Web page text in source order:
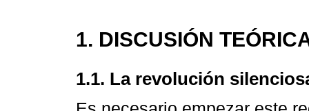
1. DISCUSIÓN
1.1. La revolución